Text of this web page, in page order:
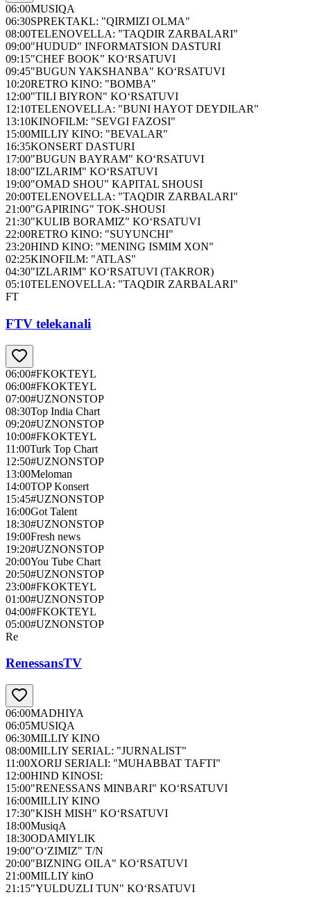
06:00MUSIQA
06:30SPREKTAKL: "QIRMIZI OLMA"
08:00TELENOVELLA: "TAQDIR ZARBALARI"
09:00"HUDUD" INFORMATSION DASTURI
09:15"CHEF BOOK" KO‘RSATUVI
09:45"BUGUN YAKSHANBA" KO‘RSATUVI
10:20RETRO KINO: "BOMBA"
12:00"TILI BIYRON" KO‘RSATUVI
12:10TELENOVELLA: "BUNI HAYOT DEYDILAR"
13:10KINOFILM: "SEVGI FAZOSI"
15:00MILLIY KINO: "BEVALAR"
16:35KONSERT DASTURI
17:00"BUGUN BAYRAM" KO‘RSATUVI
18:00"IZLARIM" KO‘RSATUVI
19:00"OMAD SHOU" KAPITAL SHOUSI
20:00TELENOVELLA: "TAQDIR ZARBALARI"
21:00"GAPIRING" TOK-SHOUSI
21:30"KULIB BORAMIZ" KO‘RSATUVI
22:00RETRO KINO: "SUYUNCHI"
23:20HIND KINO: "MENING ISMIM XON"
02:25KINOFILM: "ATLAS"
04:30"IZLARIM" KO‘RSATUVI (TAKROR)
05:10TELENOVELLA: "TAQDIR ZARBALARI"
FT
FTV telekanali
06:00#FKOKTEYL
06:00#FKOKTEYL
07:00#UZNONSTOP
08:30Top India Chart
09:20#UZNONSTOP
10:00#FKOKTEYL
11:00Turk Top Chart
12:50#UZNONSTOP
13:00Meloman
14:00TOP Konsert
15:45#UZNONSTOP
16:00Got Talent
18:30#UZNONSTOP
19:00Fresh news
19:20#UZNONSTOP
20:00You Tube Chart
20:50#UZNONSTOP
23:00#FKOKTEYL
01:00#UZNONSTOP
04:00#FKOKTEYL
05:00#UZNONSTOP
Re
RenessansTV
06:00MADHIYA
06:05MUSIQA
06:30MILLIY KINO
08:00MILLIY SERIAL: "JURNALIST"
11:00XORIJ SERIALI: "MUHABBAT TAFTI"
12:00HIND KINOSI:
15:00"RENESSANS MINBARI" KO‘RSATUVI
16:00MILLIY KINO
17:30"KISH MISH" KO‘RSATUVI
18:00MusiqA
18:30ODAMIYLIK
19:00"O‘ZIMIZ" T/N
20:00"BIZNING OILA" KO‘RSATUVI
21:00MILLIY kinO
21:15"YULDUZLI TUN" KO‘RSATUVI